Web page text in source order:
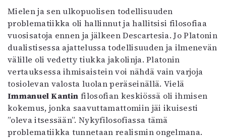
Mielen ja sen ulkopuolisen todellisuuden
problematiikka oli hallinnut ja hallitsisi filosofiaa
vuosisatoja ennen ja jälkeen Descartesia. Jo Platonin
dualistisessa ajattelussa todellisuuden ja ilmenevän
välille oli vedetty tiukka jakolinja. Platonin
vertauksessa ihmisaistein voi nähdä vain varjoja
tosiolevan valosta luolan peräseinällä. Vielä
Immanuel Kantin filosofian keskiössä oli ihmisen
kokemus, jonka saavuttamattomiin jäi ikuisesti
”oleva itsessään”. Nykyfilosofiassa tämä
problematiikka tunnetaan realismin ongelmana.